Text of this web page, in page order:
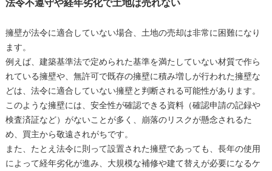
擁壁が法令に適合していない場合、土地の売却は非常に困難になり
ます。
例えば、建築基準法で定められた基準を満たしていない材質で作ら
れている擁壁や、無許可で既存の擁壁に積み増しが行われた擁壁な
どは、法令に適合していない擁壁と判断される可能性があります。
このような擁壁には、安全性が確認できる資料（確認申請の記録や
検査済証など）がないことが多く、崩落のリスクが懸念されるた
め、買主から敬遠されがちです。
また、たとえ法令に則って設置された擁壁であっても、長年の使用
によって経年劣化が進み、大規模な補修や建て替えが必要になるケ